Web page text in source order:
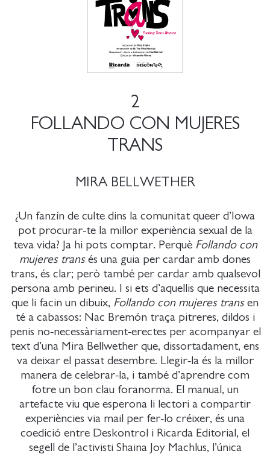
2
FOLLANDO CON MUJERES
TRANS
MIRA BELLWETHER
¿Un fanzín de culte dins la comunitat queer d’Iowa
pot procurar-te la millor experiència sexual de la
teva vida? Ja hi pots comptar. Perquè Follando con
mujeres trans és una guia per cardar amb dones
trans, és clar; però també per cardar amb qualsevol
persona amb perineu. I si ets d’aquellis que necessita
que li facin un dibuix, Follando con mujeres transen
té a cabassos: Nac Bremón traça pitreres, dildos i
penis no-necessàriament-erectes per acompanyar el
text d’una Mira Bellwether que, dissortadament, ens
va deixar el passat desembre. Llegir-la és la millor
manera de celebrar-la, i també d’aprendre com
fotre un bon clau foranorma. El manual, un
artefacte viu que esperona li lectori a compartir
experiències via mail per fer-lo créixer, és una
coedició entre Deskontrol i Ricarda Editorial, el
segell de l’activisti Shaina Joy Machlus, l’única